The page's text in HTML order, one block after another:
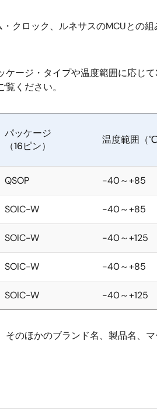
クロック、ルネサスのMCUとの
ージ・タイプや温度範囲に応じ
覧ください。
パッケージ
（16ピン）
温度範囲（℃
QSOP -40～+85
SOIC-W -40～+85
SOIC-W -40～+125
SOIC-W -40～+85
SOIC-W -40～+125
のほかのブランド名、製品名、